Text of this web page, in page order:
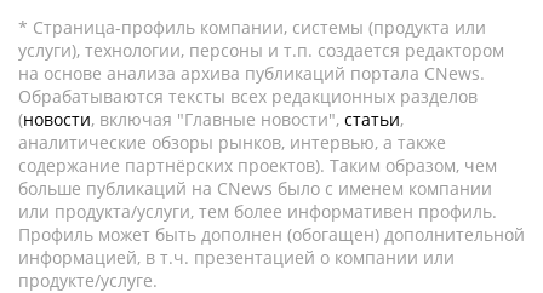
* Страница-профиль компании, системы (продукта или
услуги), технологии, персоны и т.п. создается редактором
на основе анализа архива публикаций портала CNews.
Обрабатываются тексты всех редакционных разделов
(новости, включая "Главные новости", статьи,
аналитические обзоры рынков, интервью, а также
содержание партнёрских проектов). Таким образом, чем
больше публикаций на CNews было с именем компании
или продукта/услуги, тем более информативен профиль.
Профиль может быть дополнен (обогащен) дополнительной
информацией, в т.ч. презентацией о компании или
продукте/услуге.